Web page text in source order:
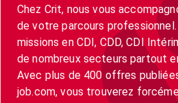
Chez Crit, nous vous
de votre parcours
missions en CDI, CDD, CDI
de nombreux secteurs partout
Avec plus de 400 offres
job.com, vous trouverez